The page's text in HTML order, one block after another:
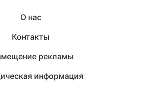
О нас
Контакты
рекламы
информация